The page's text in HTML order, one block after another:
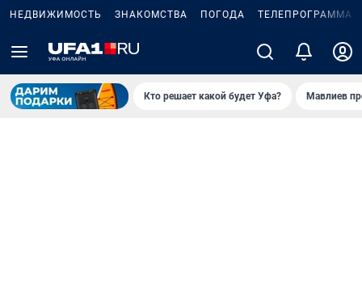
НЕДВИЖИМОСТЬ ЗНАКОМСТВА ПОГОДА ТЕЛЕПРОГРАММА
Кто решает какой будет Уфа? Мавлиев